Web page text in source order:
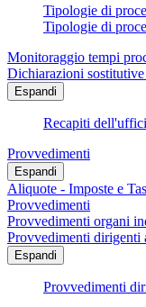
Tipologie di
Tipologie di
Monitoraggio tempi
Dichiarazioni
Espandi
Recapiti
Provvedimenti
Espandi
Aliquote - Imposte e
Provvedimenti
Provvedimenti organi
Provvedimenti dirigenti
Espandi
Provvedimenti